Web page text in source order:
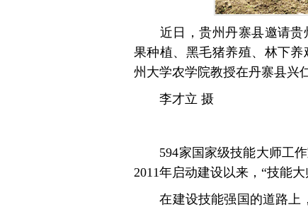
近日，贵州丹寨县邀请贵
果种植、黑毛猪养殖、林下
州大学农学院教授在丹寨县兴
李才立 摄
594家国家级技能大师工作
2011年启动建设以来，“技能
在建设技能强国的道路上，